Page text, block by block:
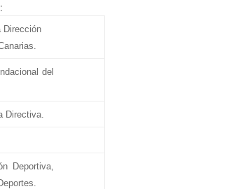
Dirección
del
Directiva.
Deportiva,